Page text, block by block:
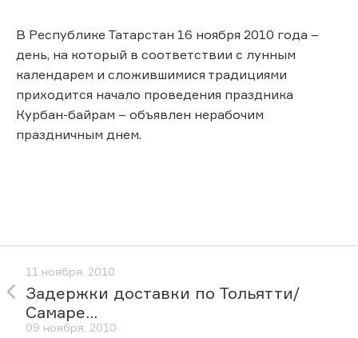
В Республике Татарстан 16 ноября 2010 года –
день, на который в соответствии с лунным
календарем и сложившимися традициями
приходится начало проведения праздника
Курбан-байрам – объявлен нерабочим
праздничным днем.
11 ноября, 2010
Задержки доставки по Тольятти/
Самаре...
09 ноября, 2010